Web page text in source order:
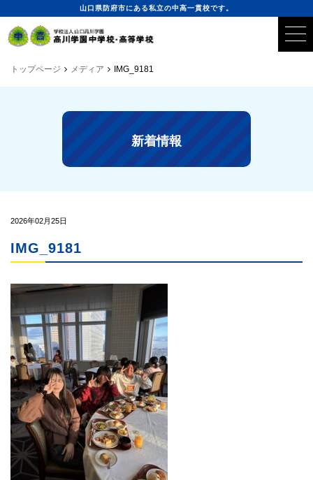
山口県防府市にある私立の中高一貫校です。
トップページ メディア IMG_9181
新着情報
2026年02月25日
IMG_9181